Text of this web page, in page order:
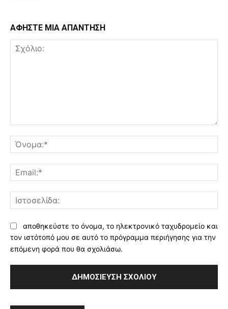
ΑΦΗΣΤΕ ΜΙΑ ΑΠΑΝΤΗΣΗ
αποθηκεύστε το όνομα, το ηλεκτρονικό ταχυδρομείο και
τον ιστότοπό μου σε αυτό το πρόγραμμα περιήγησης για την
επόμενη φορά που θα σχολιάσω.